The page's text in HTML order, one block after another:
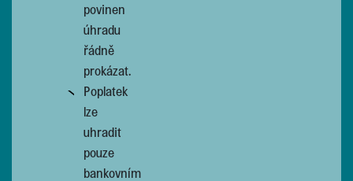
povinen
úhradu
řádně
prokázat.
Poplatek
lze
uhradit
pouze
bankovním